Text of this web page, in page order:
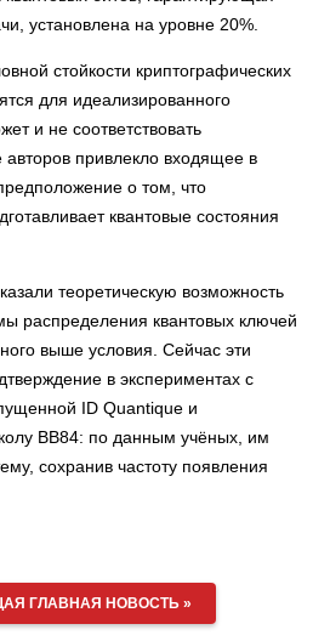
установлена на уровне 20%.
стойкости криптографических
для идеализированного
и не соответствовать
привлекло входящее в
о том, что
квантовые состояния
теоретическую возможность
распределения квантовых ключей
выше условия. Сейчас эти
в экспериментах с
ID Quantique и
BB84: по данным учёных, им
сохранив частоту появления
ГЛАВНАЯ НОВОСТЬ »